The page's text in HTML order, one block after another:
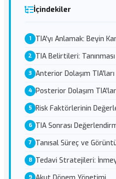
İçindekiler
TIA'yı Anlamak: Beyin
TIA Belirtileri:
Anterior Dolaşım TIA'ları
Posterior Dolaşım
Risk Faktörlerinin
TIA Sonrası
Tanısal Süreç ve
Tedavi Stratejileri: